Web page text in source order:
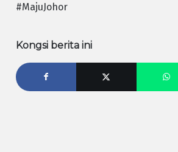
#MajuJohor
Kongsi berita ini